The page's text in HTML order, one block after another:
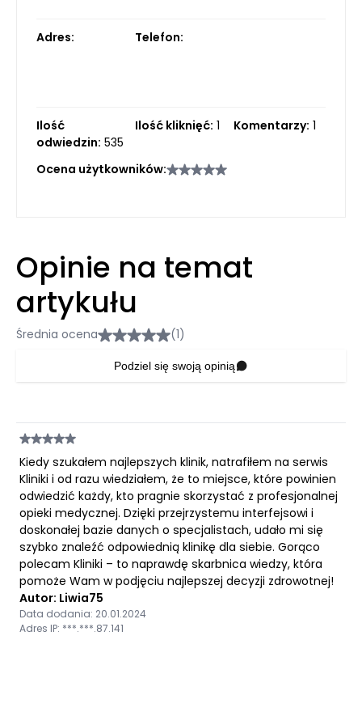
Adres: Telefon:
Ilość
odwiedzin: 535
Ilość kliknięć: 1 Komentarzy: 1
Ocena użytkowników:
Opinie na temat
artykułu
Średnia ocena (1)
Podziel się swoją opinią
Kiedy szukałem najlepszych klinik, natrafiłem na serwis
Kliniki i od razu wiedziałem, że to miejsce, które powinien
odwiedzić każdy, kto pragnie skorzystać z profesjonalnej
opieki medycznej. Dzięki przejrzystemu interfejsowi i
doskonałej bazie danych o specjalistach, udało mi się
szybko znaleźć odpowiednią klinikę dla siebie. Gorąco
polecam Kliniki – to naprawdę skarbnica wiedzy, która
pomoże Wam w podjęciu najlepszej decyzji zdrowotnej!
Autor: Liwia75
Data dodania: 20.01.2024
Adres IP: ***.***.87.141